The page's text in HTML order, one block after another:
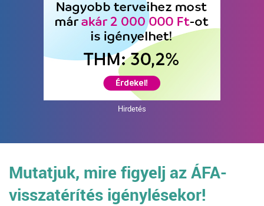
Hirdetés
Mutatjuk, mire figyelj az ÁFA-
visszatérítés igénylésekor!